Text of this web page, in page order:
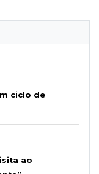
ciclo de
ao